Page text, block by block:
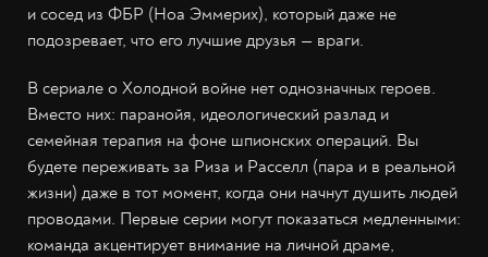
и сосед из ФБР (Ноа Эммерих), который даже не
подозревает, что его лучшие друзья — враги.
В сериале о Холодной войне нет однозначных героев.
Вместо них: паранойя, идеологический разлад и
семейная терапия на фоне шпионских операций. Вы
будете переживать за Риза и Расселл (пара и в реальной
жизни) даже в тот момент, когда они начнут душить людей
проводами. Первые серии могут показаться медленными:
команда акцентирует внимание на личной драме,